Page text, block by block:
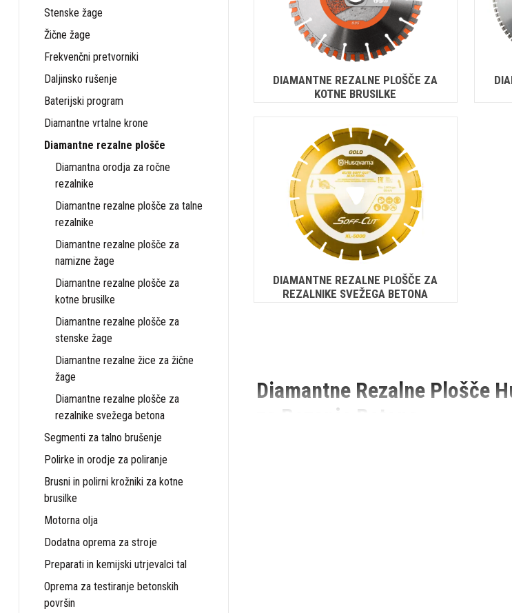
Stenske žage
Žične žage
Frekvenčni pretvorniki
Daljinsko rušenje
Baterijski program
Diamantne vrtalne krone
Diamantne rezalne plošče
Diamantna orodja za ročne
rezalnike
Diamantne rezalne plošče za talne
rezalnike
Diamantne rezalne plošče za
namizne žage
Diamantne rezalne plošče za
kotne brusilke
Diamantne rezalne plošče za
stenske žage
Diamantne rezalne žice za žične
žage
Diamantne rezalne plošče za
rezalnike svežega betona
Segmenti za talno brušenje
Polirke in orodje za poliranje
Brusni in polirni krožniki za kotne
brusilke
Motorna olja
Dodatna oprema za stroje
Preparati in kemijski utrjevalci tal
Oprema za testiranje betonskih
površin
DIAMANTNE REZALNE PLOŠČE ZA
KOTNE BRUSILKE
DIAMANTNE REZALNE PLOŠČE ZA
REZALNIKE SVEŽEGA BETONA
Diamantne Rezalne Plošče
za Rezanje Betona